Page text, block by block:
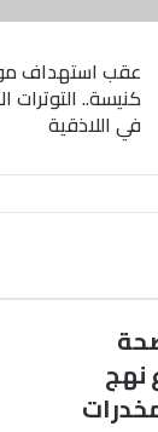
عقب استهداف
كنيسة.. التوترات
في اللاذقية
نهج